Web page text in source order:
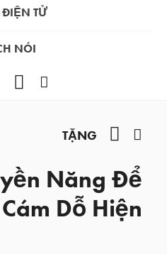
ĐIỆN TỬ
NÓI
YouTube
TẶNG
Năng Để
Dỗ Hiện